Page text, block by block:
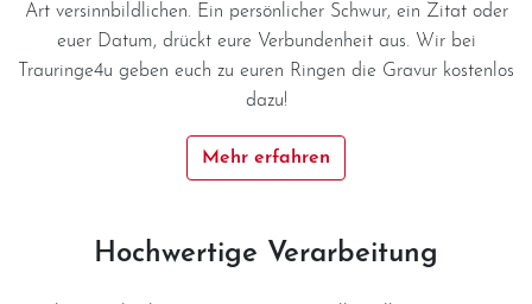
Art versinnbildlichen. Ein persönlicher Schwur, ein Zitat oder
euer Datum, drückt eure Verbundenheit aus. Wir bei
Trauringe4u geben euch zu euren Ringen die Gravur kostenlos
dazu!
Mehr erfahren
Hochwertige Verarbeitung
Individuelle Trauringe
Ratgeber
Uhren Schmuck Reparatur Service
Verlobungsringe Köln